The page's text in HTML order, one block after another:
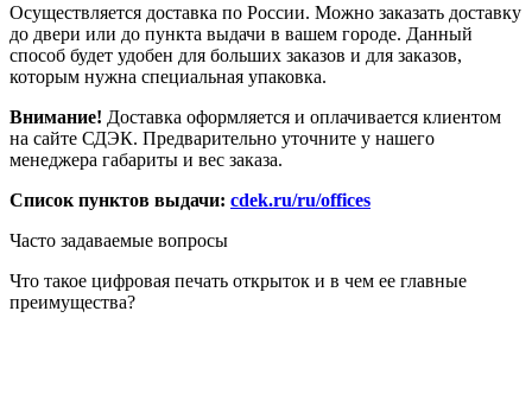
Осуществляется доставка по России. Можно заказать доставку
до двери или до пункта выдачи в вашем городе. Данный
способ будет удобен для больших заказов и для заказов,
которым нужна специальная упаковка.
Внимание! Доставка оформляется и оплачивается клиентом
на сайте СДЭК. Предварительно уточните у нашего
менеджера габариты и вес заказа.
Список пунктов выдачи: cdek.ru/ru/offices
Часто задаваемые вопросы
Что такое цифровая печать открыток и в чем ее главные
преимущества?